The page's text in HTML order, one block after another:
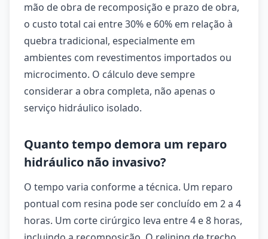
mão de obra de recomposição e prazo de obra,
o custo total cai entre 30% e 60% em relação à
quebra tradicional, especialmente em
ambientes com revestimentos importados ou
microcimento. O cálculo deve sempre
considerar a obra completa, não apenas o
serviço hidráulico isolado.
Quanto tempo demora um reparo
hidráulico não invasivo?
O tempo varia conforme a técnica. Um reparo
pontual com resina pode ser concluído em 2 a 4
horas. Um corte cirúrgico leva entre 4 e 8 horas,